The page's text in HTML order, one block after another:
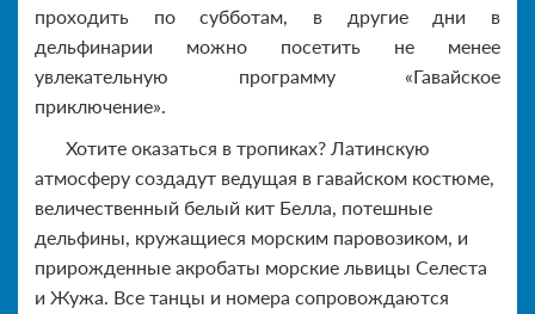
проходить по субботам, в другие дни в
дельфинарии можно посетить не менее
увлекательную программу «Гавайское
приключение».
Хотите оказаться в тропиках? Латинскую
атмосферу создадут ведущая в гавайском костюме,
величественный белый кит Белла, потешные
дельфины, кружащиеся морским паровозиком, и
прирожденные акробаты морские львицы Селеста
и Жужа. Все танцы и номера сопровождаются